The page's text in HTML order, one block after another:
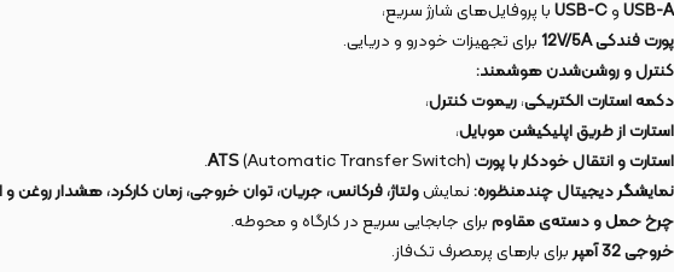
USB-AوUSB-Cبا پروفایل‌های شارژ سریع،
پورت فندکی 12V/5A
برای تجهیزات خودرو و دریایی.
کنترل و روشن‌شدن هوشمند:
دکمه استارت الکتریکی،ریموت کنترل،
استارت از طریق اپلیکیشن موبایل،
استارت و انتقال خودکار با پورت ATS(Automatic Transfer Switch).
نمایشگر دیجیتال چندمنظوره:نمایشولتاژ، فرکانس، جریان، توان خروجی، زمان کارکرد، هشدار روغن و
چرخ حمل و دسته‌ی مقاومبرای جابجایی سریع در کارگاه و محوطه.
خروجی 32 آمپر
برای بارهای پرمصرف تک‌فاز.